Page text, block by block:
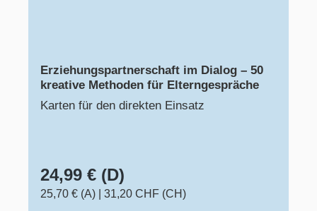
Erziehungspartnerschaft im Dialog – 50
kreative Methoden für Elterngespräche
Karten für den direkten Einsatz
24,99 € (D)
25,70 € (A)
31,20 CHF (CH)